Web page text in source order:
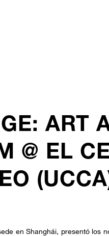
ART
@ EL
en Shanghái, presentó los